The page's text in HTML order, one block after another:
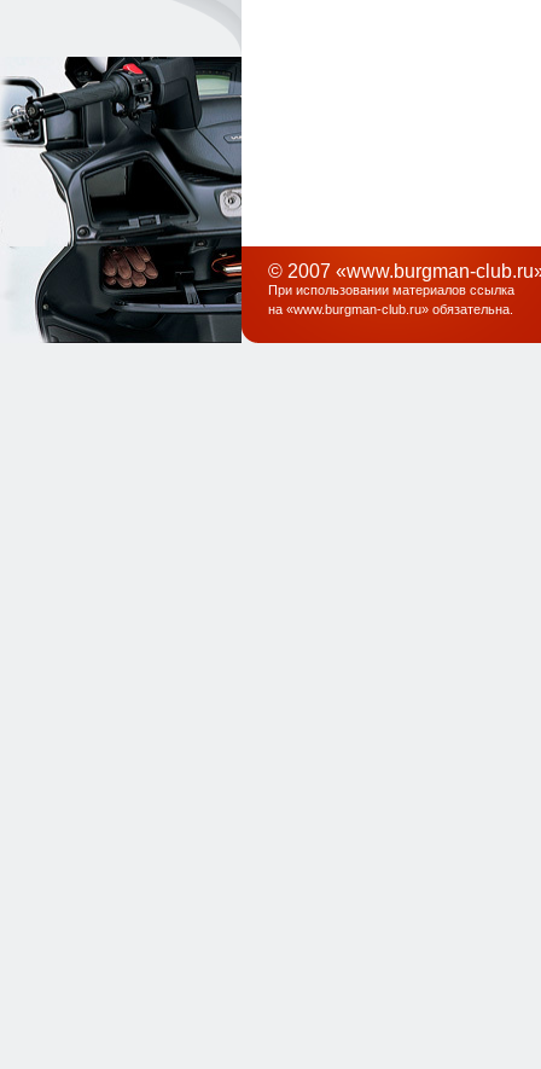
© 2007 «www.burgman-
При использовании материалов ссылка
на «www.burgman-club.ru» обязательна